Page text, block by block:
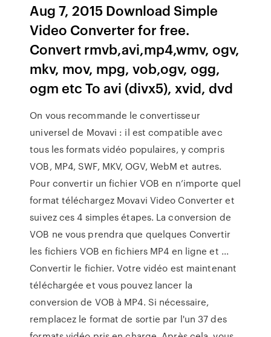
Aug 7, 2015 Download Simple
Video Converter for free.
Convert rmvb,avi,mp4,wmv, ogv,
mkv, mov, mpg, vob,ogv, ogg,
ogm etc To avi (divx5), xvid, dvd
On vous recommande le convertisseur
universel de Movavi : il est compatible avec
tous les formats vidéo populaires, y compris
VOB, MP4, SWF, MKV, OGV, WebM et autres.
Pour convertir un fichier VOB en n’importe quel
format téléchargez Movavi Video Converter et
suivez ces 4 simples étapes. La conversion de
VOB ne vous prendra que quelques Convertir
les fichiers VOB en fichiers MP4 en ligne et ...
Convertir le fichier. Votre vidéo est maintenant
téléchargée et vous pouvez lancer la
conversion de VOB à MP4. Si nécessaire,
remplacez le format de sortie par l'un 37 des